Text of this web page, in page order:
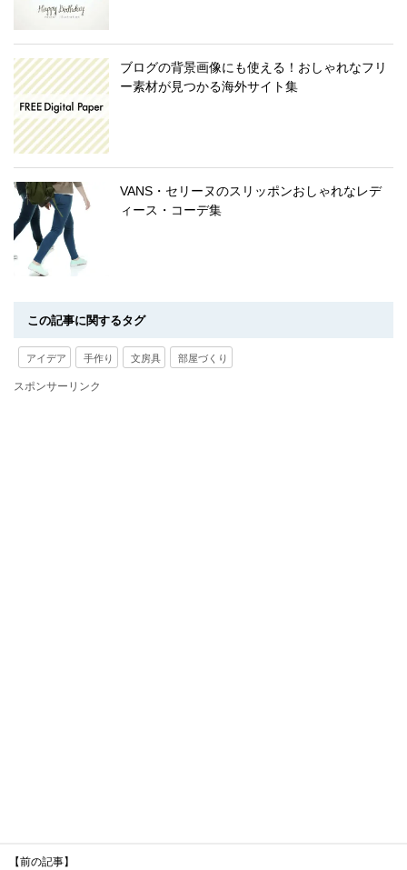
ブログの背景画像にも使える！おしゃれなフリ
ー素材が見つかる海外サイト集
VANS・セリーヌのスリッポンおしゃれなレデ
ィース・コーデ集
この記事に関するタグ
アイデア 手作り 文房具 部屋づくり
スポンサーリンク
【前の記事】